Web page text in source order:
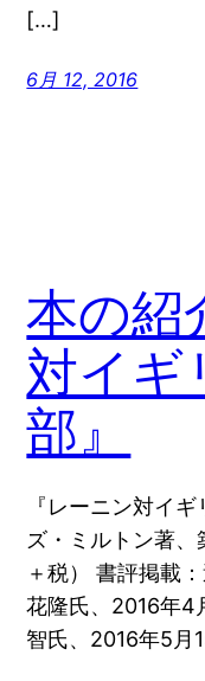
[…]
6月 12, 2016
本の紹
対イギ
部』
『レーニン対イ
ズ・ミルトン著
＋税） 書評掲載
花隆氏、2016年4
智氏、2016年5